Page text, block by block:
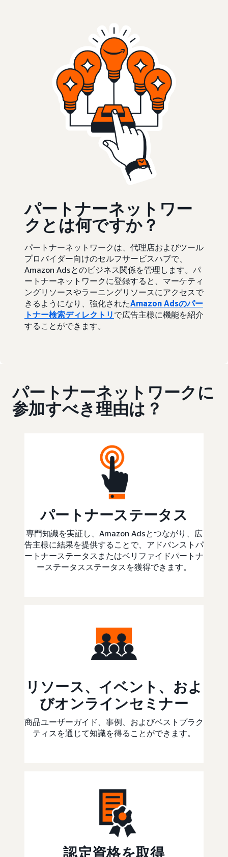
パートナーネットワー
クとは何ですか？
パートナーネットワークは、代理店およびツール
プロバイダー向けのセルフサービスハブで、
Amazon Adsとのビジネス関係を管理します。パ
ートナーネットワークに登録すると、マーケティ
ングリソースやラーニングリソースにアクセスで
きるようになり、強化されたAmazon Adsのパー
トナー検索ディレクトリ で広告主様に機能を紹介
することができます。
パートナーネットワークに
参加すべき理由は？
パートナーステータス
専門知識を実証し、Amazon Adsとつながり、広
告主様に結果を提供することで、アドバンストパ
ートナーステータスまたはベリファイドパートナ
ーステータスステータスを獲得できます。
リソース、イベント、およ
びオンラインセミナー
商品ユーザーガイド、事例、およびベストプラク
ティスを通じて知識を得ることができます。
認定資格を取得